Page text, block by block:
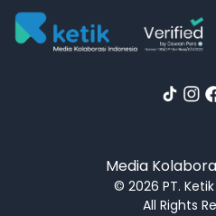
Media
© 2026 PT.
All Rights